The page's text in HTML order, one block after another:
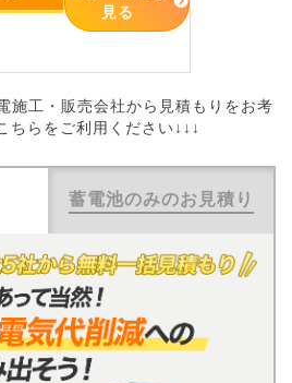
見る
施工・販売会社から見積もりをお考
ちらをご利用ください↓↓↓
蓄電池のみのお見積り